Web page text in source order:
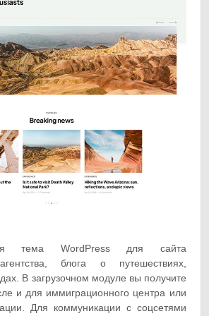
тема WordPress для сайта
агентства, блога о путешествиях,
В загрузочном модуле вы получите
и для иммиграционного центра или
Для коммуникации с соцсетями